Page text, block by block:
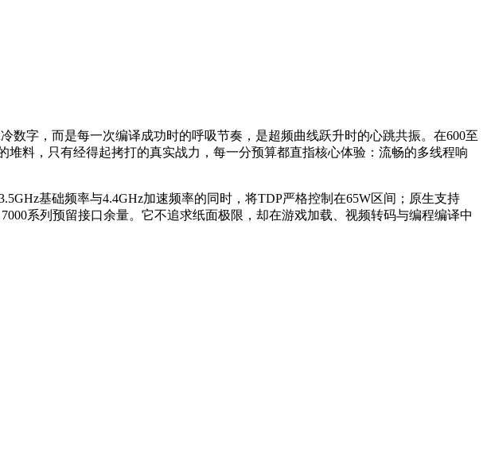
数字，而是每一次编译成功时的呼吸节奏，是超频曲线跃升时的心跳共振。在600至
料，只有经得起拷打的真实战力，每一分预算都直指核心体验：流畅的多线程响
基础频率与4.4GHz加速频率的同时，将TDP严格控制在65W区间；原生支持
系列预留接口余量。它不追求纸面极限，却在游戏加载、视频转码与编程编译中